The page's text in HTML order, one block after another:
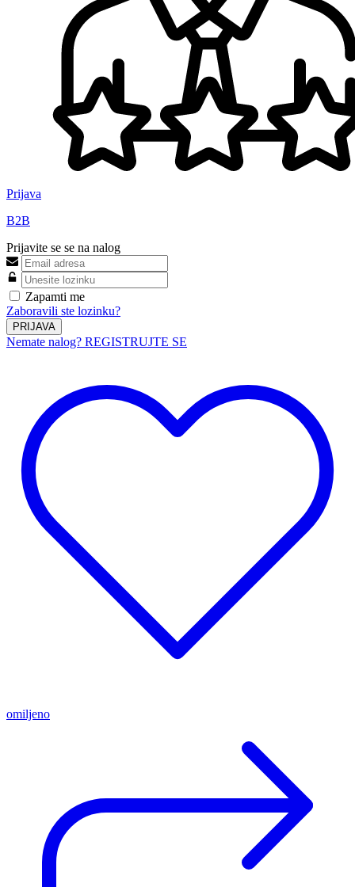
Prijava
B2B
Prijavite se se na nalog
Zapamti me
Zaboravili ste lozinku?
PRIJAVA
Nemate nalog? REGISTRUJTE SE
omiljeno